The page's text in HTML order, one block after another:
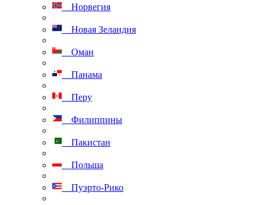
Норвегия
Новая Зеландия
Оман
Панама
Перу
Филиппины
Пакистан
Польша
Пуэрто-Рико